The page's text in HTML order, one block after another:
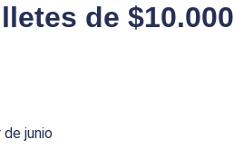
de $10.000
junio